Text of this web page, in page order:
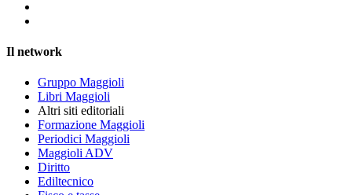
Il network
Gruppo Maggioli
Libri Maggioli
Altri siti editoriali
Formazione Maggioli
Periodici Maggioli
Maggioli ADV
Diritto
Ediltecnico